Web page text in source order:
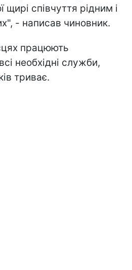
співчуття рідним і
- написав чиновник.
працюють
необхідні служби,
триває.